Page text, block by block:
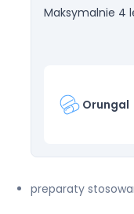
Maksymalnie 4
Orungal
preparaty